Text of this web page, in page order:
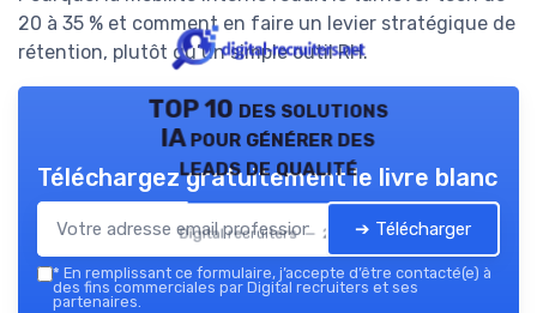
20 à 35 % et comment en faire un levier stratégique de
rétention, plutôt qu’un simple outil RH.
TOP 10 des solutions
IA pour générer des
leads de qualité
Digital recruiters — 2026
Téléchargez gratuitement le livre blanc
➔ Télécharger
* En remplissant ce formulaire, j’accepte d’être contacté(e) à
des fins commerciales par Digital recruiters et ses
partenaires.